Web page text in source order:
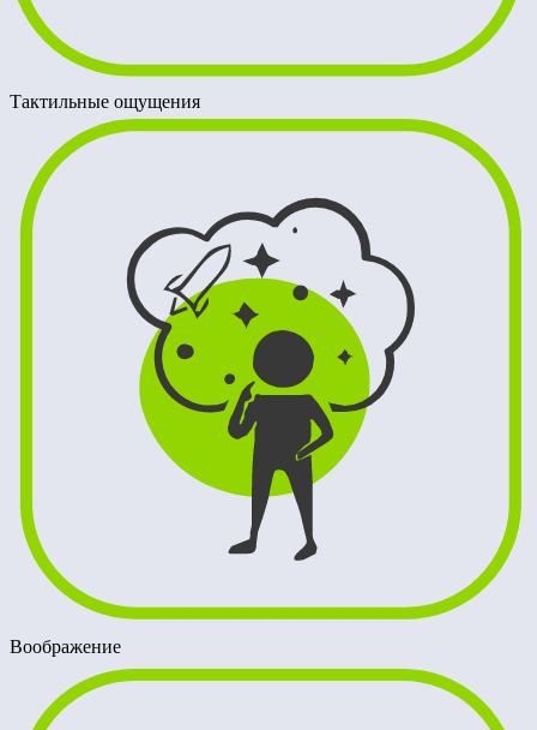
Тактильные ощущения
Воображение